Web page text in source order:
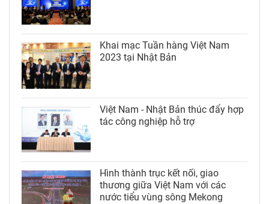
Khai mạc Tuần hàng Việt Nam
2023 tại Nhật Bản
Việt Nam - Nhật Bản thúc đẩy hợp
tác công nghiệp hỗ trợ
Hình thành trục kết nối, giao
thương giữa Việt Nam với các
nước tiểu vùng sông Mekong